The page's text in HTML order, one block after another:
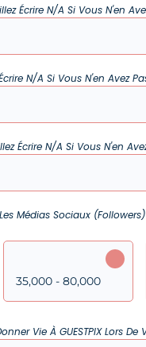
Écrire N/A Si Vous N'en
N/A Si Vous N'en Avez
Écrire N/A Si Vous N'en
Médias Sociaux
35,000 - 80,000
Vie À GUESTPIX Lors